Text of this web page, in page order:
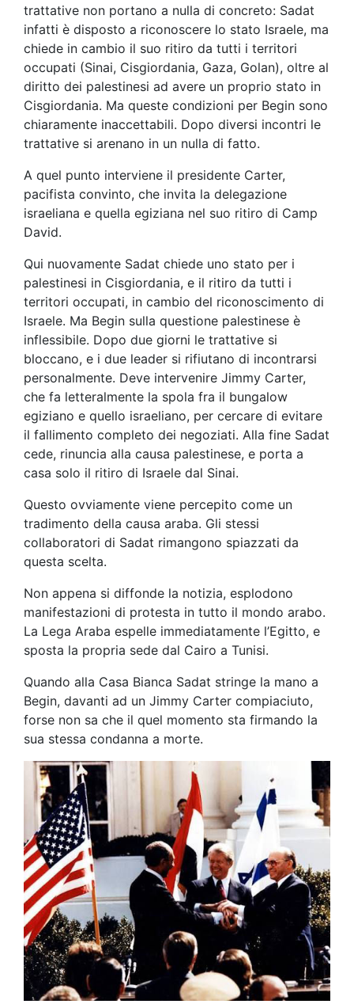
trattative non portano a nulla di concreto: Sadat
infatti è disposto a riconoscere lo stato Israele, ma
chiede in cambio il suo ritiro da tutti i territori
occupati (Sinai, Cisgiordania, Gaza, Golan), oltre al
diritto dei palestinesi ad avere un proprio stato in
Cisgiordania. Ma queste condizioni per Begin sono
chiaramente inaccettabili. Dopo diversi incontri le
trattative si arenano in un nulla di fatto.
A quel punto interviene il presidente Carter,
pacifista convinto, che invita la delegazione
israeliana e quella egiziana nel suo ritiro di Camp
David.
Qui nuovamente Sadat chiede uno stato per i
palestinesi in Cisgiordania, e il ritiro da tutti i
territori occupati, in cambio del riconoscimento di
Israele. Ma Begin sulla questione palestinese è
inflessibile. Dopo due giorni le trattative si
bloccano, e i due leader si rifiutano di incontrarsi
personalmente. Deve intervenire Jimmy Carter,
che fa letteralmente la spola fra il bungalow
egiziano e quello israeliano, per cercare di evitare
il fallimento completo dei negoziati. Alla fine Sadat
cede, rinuncia alla causa palestinese, e porta a
casa solo il ritiro di Israele dal Sinai.
Questo ovviamente viene percepito come un
tradimento della causa araba. Gli stessi
collaboratori di Sadat rimangono spiazzati da
questa scelta.
Non appena si diffonde la notizia, esplodono
manifestazioni di protesta in tutto il mondo arabo.
La Lega Araba espelle immediatamente l’Egitto, e
sposta la propria sede dal Cairo a Tunisi.
Quando alla Casa Bianca Sadat stringe la mano a
Begin, davanti ad un Jimmy Carter compiaciuto,
forse non sa che il quel momento sta firmando la
sua stessa condanna a morte.